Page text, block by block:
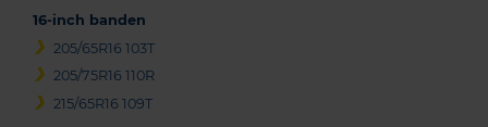
16-inch banden
205/65R16 103T
205/75R16 110R
215/65R16 109T